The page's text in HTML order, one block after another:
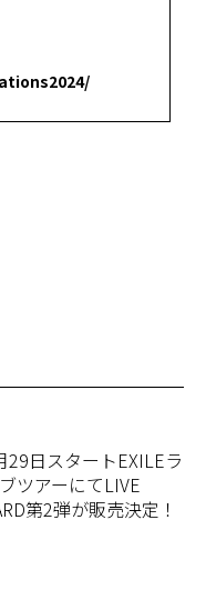
29日スタートEXILEラ
ツアーにてLIVE
第2弾が販売決定！